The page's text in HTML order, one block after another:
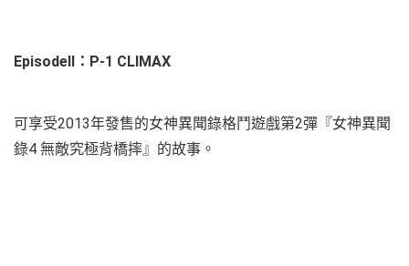
EpisodeⅡ：P-1 CLIMAX
可享受2013年發售的女神異聞錄格鬥遊戲第2彈『女神異聞
錄4 無敵究極背橋摔』的故事。